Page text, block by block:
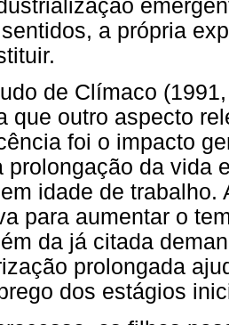
a própria
de Clímaco
que outro aspecto
foi o impacto
prolongação da vida
idade de trabalho.
para aumentar o
da já citada
prolongada
dos estágios